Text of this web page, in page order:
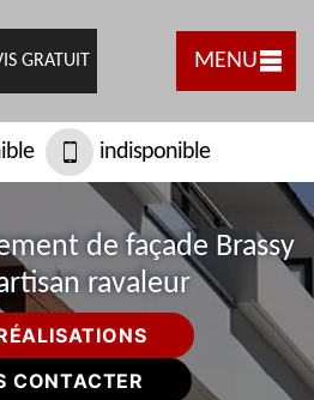
GRATUIT MENU
indisponible
de façade Brassy
ravaleur
CONTACTER